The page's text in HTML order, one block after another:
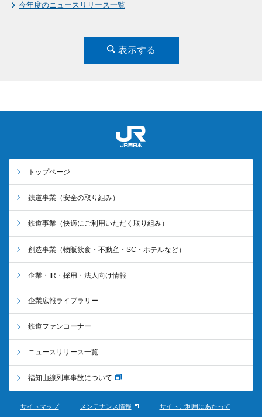
今年度のニュースリリース一覧
表示する
トップページ
鉄道事業 （安全の取り組み）
鉄道事業 （快適にご利用いただく取り組み）
創造事業 （物販飲食・不動産・SC・ホテルなど）
企業・IR・採用・法人向け情報
企業広報ライブラリー
鉄道ファンコーナー
ニュースリリース一覧
福知山線列車事故について
サイトマップ メンテナンス情報 サイトご利用にあたって